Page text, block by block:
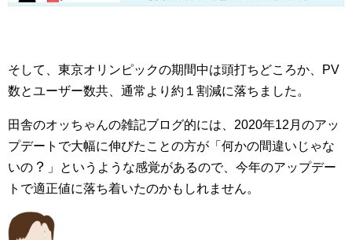
そして、東京オリンピックの期間中は頭打ちどころか、PV
数とユーザー数共、通常より約１割減に落ちました。
田舎のオッちゃんの雑記ブログ的には、2020年12月のアッ
プデートで大幅に伸びたことの方が「何かの間違いじゃな
いの ？ 」というような感覚があるので、今年のアップデー
トで適正値に落ち着いたのかもしれません。